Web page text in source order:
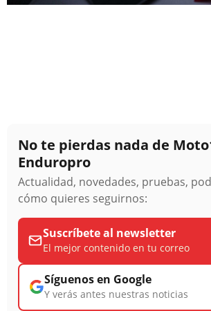
No te pierdas nada de
Enduropro
Actualidad, novedades, pruebas,
cómo quieres seguirnos:
Suscríbete al newsletter
El mejor contenido en tu correo
Síguenos en Google
Y verás antes nuestras noticias